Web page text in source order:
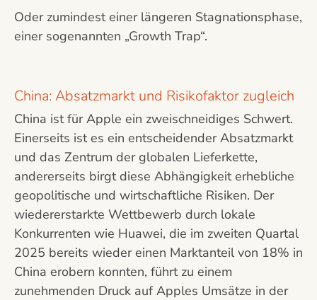
Oder zumindest einer längeren Stagnationsphase,
einer sogenannten „Growth Trap“.
China: Absatzmarkt und Risikofaktor zugleich
China ist für Apple ein zweischneidiges Schwert.
Einerseits ist es ein entscheidender Absatzmarkt
und das Zentrum der globalen Lieferkette,
andererseits birgt diese Abhängigkeit erhebliche
geopolitische und wirtschaftliche Risiken. Der
wiedererstarkte Wettbewerb durch lokale
Konkurrenten wie Huawei, die im zweiten Quartal
2025 bereits wieder einen Marktanteil von 18% in
China erobern konnten, führt zu einem
zunehmenden Druck auf Apples Umsätze in der